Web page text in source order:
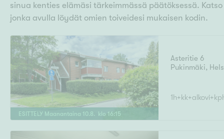
H
Hamina
Hyvinkää
I
Ilmajoki Ivalo
Asuntotyyppi
sinua kenties elämäsi tärkeimmässä päätöksessä.
jonka avulla löydät omien toiveidesi mukaisen kodin.
ESITTELY Maanantaina 10.8. klo 16:15
Asteritie 6
Pukinmäki,